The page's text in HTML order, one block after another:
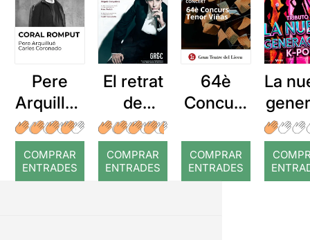
Pere
Arquillué
: Coral
romput
COMPRAR
ENTRADES
El retrat
de
Dorian
Gray
COMPRAR
ENTRADES
64è
Concurs
Viñas
COMPRAR
ENTRADES
La
ón